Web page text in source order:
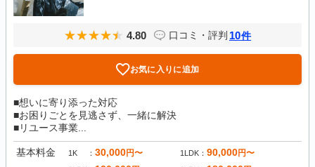
4.80 口コミ・評判 10件
お気に入りに追加
■想いに寄り添った対応
■お困りごとを見逃さず、一緒に解決
■リユース事業...
基本料金 1K 30,000円〜 1LDK 90,000円〜